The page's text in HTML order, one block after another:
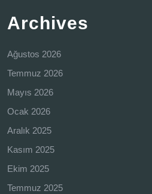
Archives
Ağustos 2026
Temmuz 2026
Mayıs 2026
Ocak 2026
Aralık 2025
Kasım 2025
Ekim 2025
Temmuz 2025